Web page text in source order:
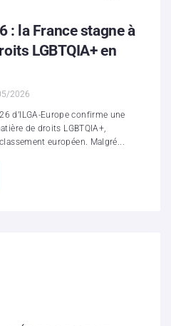
: la France stagne à
LGBTQIA+ en
2026
d’ILGA-Europe confirme une
de droits LGBTQIA+,
européen. Malgré...